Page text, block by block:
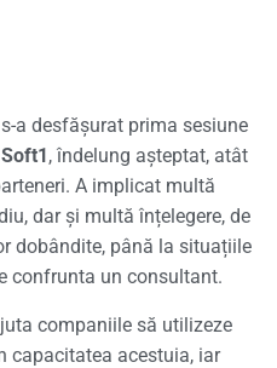
s-a desfășurat prima sesiune
, îndelung așteptat, atât
A implicat multă
dar și multă înțelegere, de
dobândite, până la situațiile
confrunta un consultant.
companiile să utilizeze
capacitatea acestuia, iar